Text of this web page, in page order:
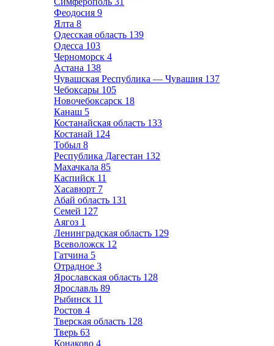
Феодосия 9
Ялта 8
Одесская область 139
Одесса 103
Черноморск 4
Астана 138
Чувашская Республика — Чувашия 137
Чебоксары 105
Новочебоксарск 18
Канаш 5
Костанайская область 133
Костанай 124
Тобыл 8
Республика Дагестан 132
Махачкала 85
Каспийск 11
Хасавюрт 7
Абай область 131
Семей 127
Аягоз 1
Ленинградская область 129
Всеволожск 12
Гатчина 5
Отрадное 3
Ярославская область 128
Ярославль 89
Рыбинск 11
Ростов 4
Тверская область 128
Тверь 63
Конаково 4